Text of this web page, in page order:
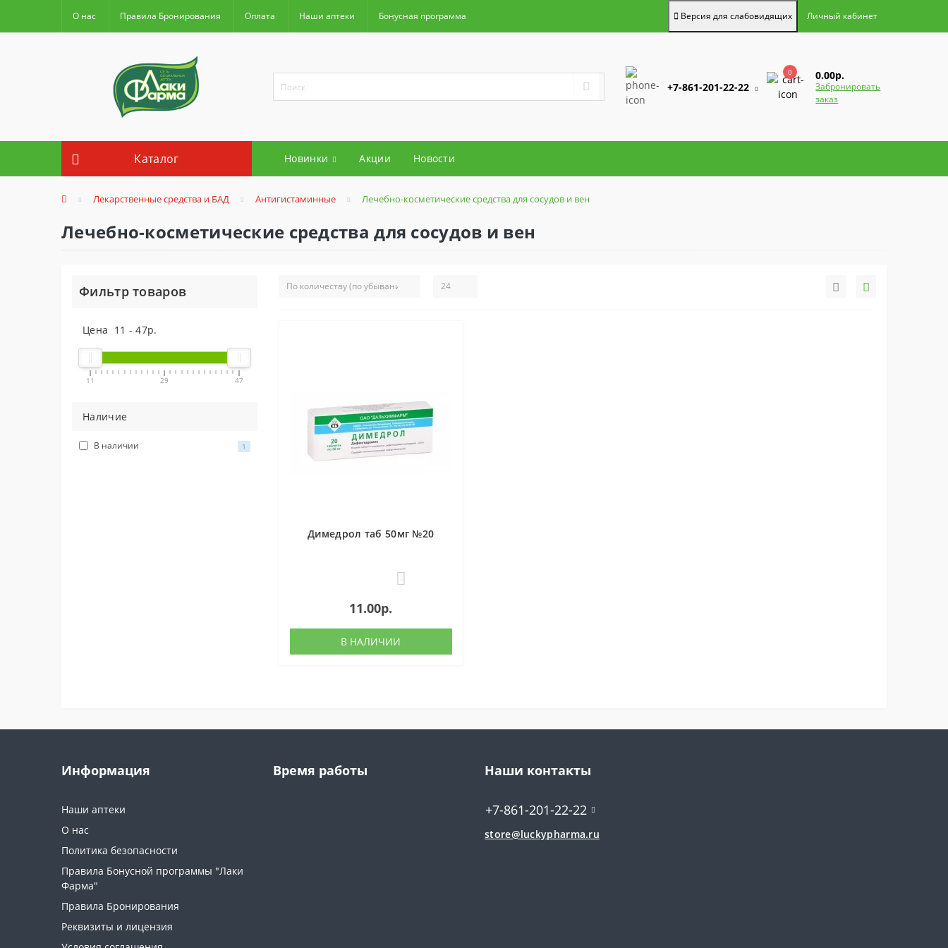
О нас Правила Бронирования Оплата Наши аптеки Бонусная программа Версия для слабовидящих Личный кабинет
+7-861-201-22-22
0 0.00р.
Забронировать
заказ
Каталог Новинки Акции Новости
Лекарственные средства и БАД Антигистаминные Лечебно-косметические средства для сосудов и вен
Лечебно-косметические средства для сосудов и вен
Фильтр товаров
Цена 11 -47р.
11 29 47
Наличие
В наличии 1
Димедрол таб 50мг №20
11.00р.
В НАЛИЧИИ
Информация
Наши аптеки
О нас
Политика безопасности
Правила Бонусной программы "Лаки
Фарма"
Правила Бронирования
Реквизиты и лицензия
Время работы Наши контакты
+7-861-201-22-22
store@luckypharma.ru